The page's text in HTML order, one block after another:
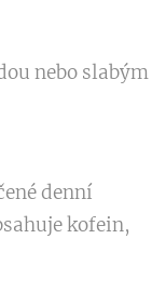
nebo slabým
denní
kofein,